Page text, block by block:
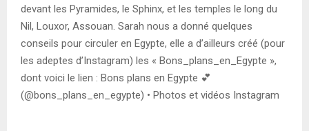
devant les Pyramides, le Sphinx, et les temples le long du
Nil, Louxor, Assouan. Sarah nous a donné quelques
conseils pour circuler en Egypte, elle a d’ailleurs créé (pour
les adeptes d’Instagram) les « Bons_plans_en_Egypte »,
dont voici le lien : Bons plans en Egypte 💕
(@bons_plans_en_egypte) • Photos et vidéos Instagram